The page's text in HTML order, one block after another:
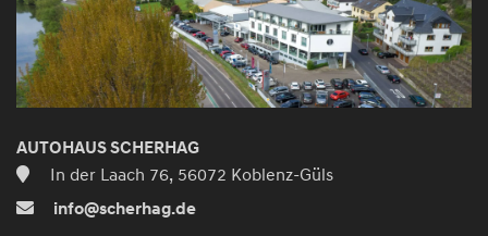
AUTOHAUS SCHERHAG
In der Laach 76, 56072 Koblenz-Güls
info@scherhag.de